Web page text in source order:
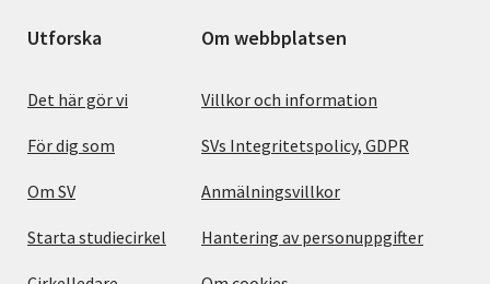
Utforska
Det här gör vi
För dig som
Om SV
Starta studiecirkel
Om webbplatsen
Villkor och information
SVs Integritetspolicy, GDPR
Anmälningsvillkor
Hantering av personuppgifter